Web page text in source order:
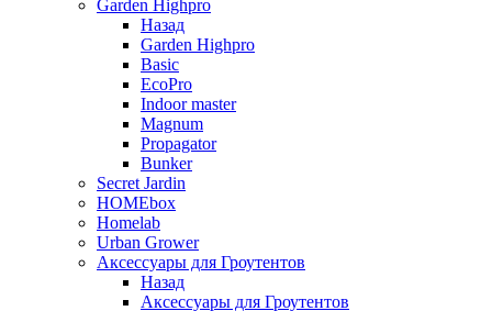
Garden Highpro
Назад
Garden Highpro
Basic
EcoPro
Indoor master
Magnum
Propagator
Bunker
Secret Jardin
HOMEbox
Homelab
Urban Grower
Аксессуары для Гроутентов
Назад
Аксессуары для Гроутентов